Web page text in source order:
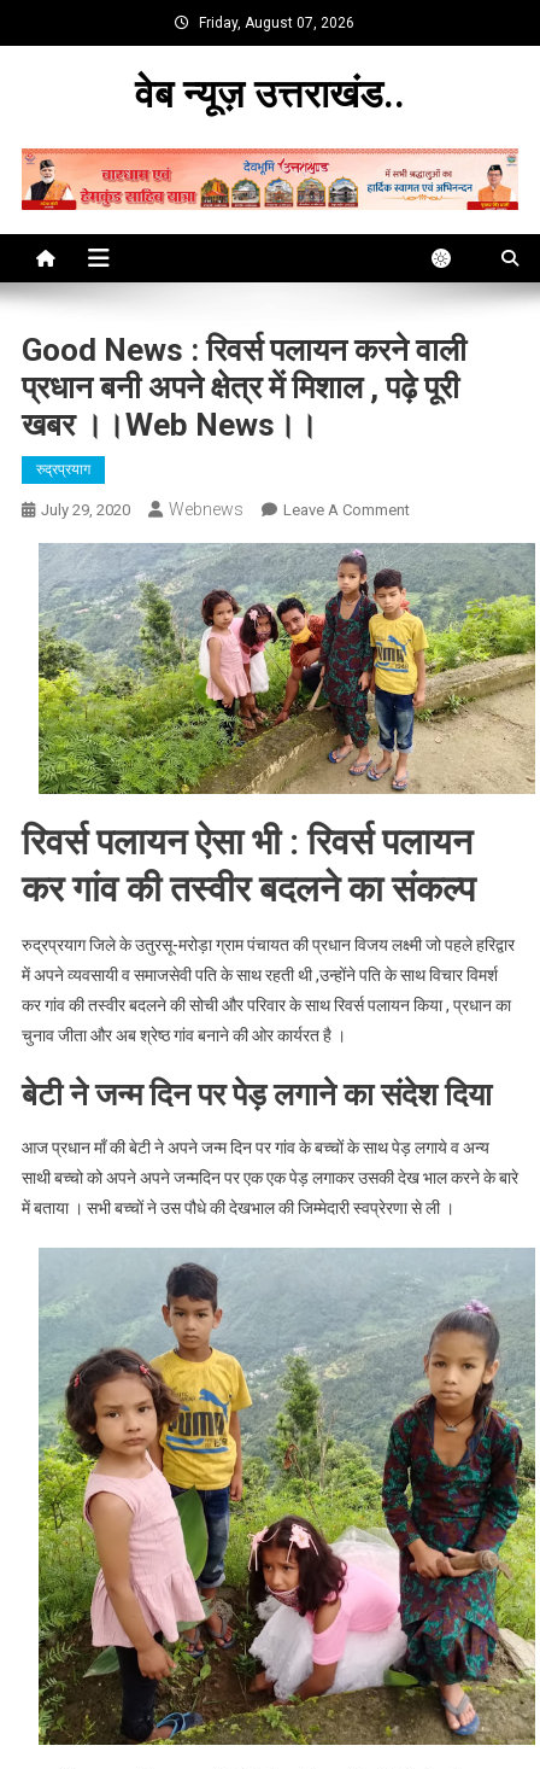
to
Friday, August 07, 2026
वेब न्यूज़ उत्तराखंड..
Good News : रिवर्स पलायन करने वाली
प्रधान बनी अपने क्षेत्र में मिशाल , पढ़े पूरी
खबर ।।web News।।
रुद्रप्रयाग
July 29, 2020 Webnews Leave A CommentOn
News
:
रिवर्स
पलायन
करने
वाली
प्रधान
बनी
अपने
में
मिशाल
,
पूरी
खबर
।।
रिवर्स पलायन ऐसा भी : रिवर्स पलायन
कर गांव की तस्वीर बदलने का संकल्प
रुद्रप्रयाग जिले के उतुरसू-मरोड़ा ग्राम पंचायत की प्रधान विजय लक्ष्मी जो पहले हरिद्वार
में अपने व्यवसायी व समाजसेवी पति के साथ रहती थी ,उन्होंने पति के साथ विचार विमर्श
कर गांव की तस्वीर बदलने की सोची और परिवार के साथ रिवर्स पलायन किया , प्रधान का
चुनाव जीता और अब श्रेष्ठ गांव बनाने की ओर कार्यरत है ।
बेटी ने जन्म दिन पर पेड़ लगाने का संदेश दिया
आज प्रधान माँ की बेटी ने अपने जन्म दिन पर गांव के बच्चों के साथ पेड़ लगाये व अन्य
साथी बच्चो को अपने अपने जन्मदिन पर एक एक पेड़ लगाकर उसकी देख भाल करने के बारे
में बताया । सभी बच्चों ने उस पौधे की देखभाल की जिम्मेदारी स्वप्रेरणा से ली ।